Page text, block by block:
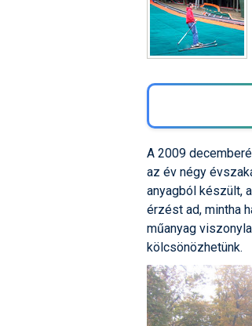
A 2009
az év négy
anyagból készült,
érzést ad, mintha
műanyag
kölcsönözhetünk.